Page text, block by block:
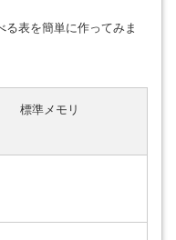
る表を簡単に作ってみま
標準メモリ